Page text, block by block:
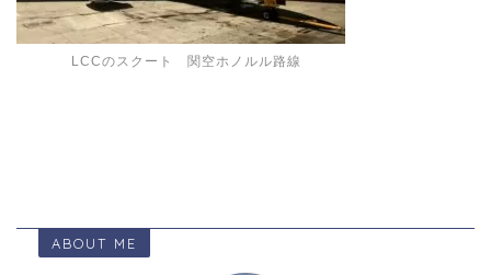
LCCのスクート 関空ホノルル路線
ABOUT ME